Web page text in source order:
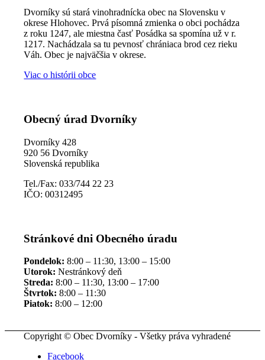
Dvorníky sú stará vinohradnícka obec na Slovensku v
okrese Hlohovec. Prvá písomná zmienka o obci pochádza
z roku 1247, ale miestna časť Posádka sa spomína už v r.
1217. Nachádzala sa tu pevnosť chrániaca brod cez rieku
Váh. Obec je najväčšia v okrese.
Viac o histórii obce
Obecný úrad Dvorníky
Dvorníky 428
920 56 Dvorníky
Slovenská republika
Tel./Fax: 033/744 22 23
IČO: 00312495
Stránkové dni Obecného úradu
Pondelok: 8:00 – 11:30, 13:00 – 15:00
Utorok: Nestránkový deň
Streda: 8:00 – 11:30, 13:00 – 17:00
Štvrtok: 8:00 – 11:30
Piatok: 8:00 – 12:00
Copyright © Obec Dvorníky - Všetky práva vyhradené
Facebook